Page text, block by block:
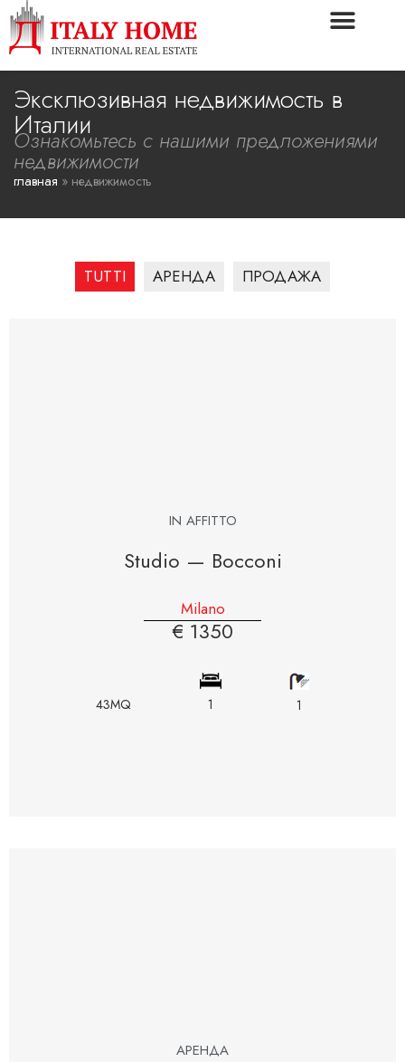
Эксклюзивная недвижимость в
Италии
Ознакомьтесь с нашими предложениями
недвижимости
главная » недвижимость
TUTTI АРЕНДА ПРОДАЖА
IN AFFITTO
Studio — Bocconi
Milano
€ 1350
43MQ 1 1
АРЕНДА